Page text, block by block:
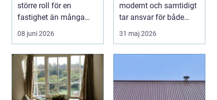
större roll för en
fastighet än många
tänker på. Rätt
utformad...
08 juni 2026
modernt och samtidigt
tar ansvar för både
människa och miljö
behö...
31 maj 2026